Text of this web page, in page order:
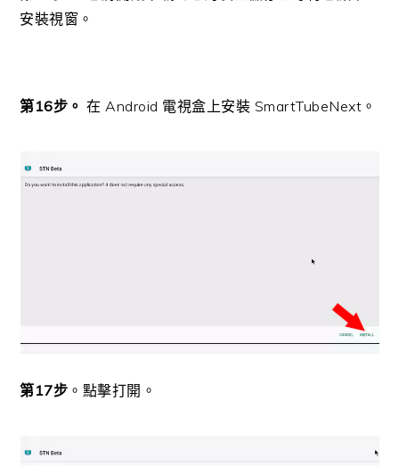
安裝視窗。
第16步。 在 Android 電視盒上安裝 SmartTubeNext。
第17步 。點擊打開。